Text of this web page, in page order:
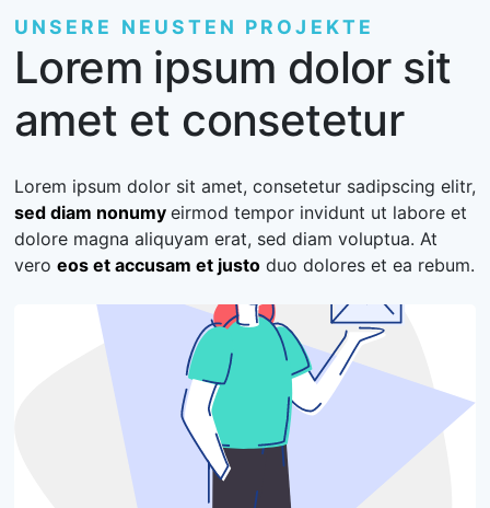
UNSERE NEUSTEN PROJEKTE
Lorem ipsum dolor sit
amet et consetetur
Lorem ipsum dolor sit amet, consetetur sadipscing elitr,
sed diam nonumy eirmod tempor invidunt ut labore et
dolore magna aliquyam erat, sed diam voluptua. At
vero eos et accusam et justo duo dolores et ea rebum.